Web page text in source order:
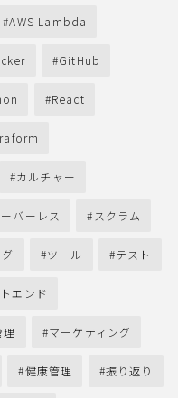
AWS Lambda
GitHub
React
カルチャー
バーレス スクラム
ツール テスト
エンド
マーケティング
健康管理 振り返り